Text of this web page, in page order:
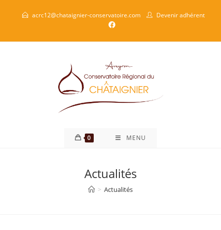
acrc12@chataignier-conservatoire.com Devenir adhérent
0 MENU
Actualités
> Actualités